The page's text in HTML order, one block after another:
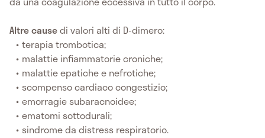
Altre causedi valori alti di D-dimero:
terapia trombotica;
malattie infiammatorie croniche;
malattie epatiche e nefrotiche;
scompenso cardiaco congestizio;
emorragie subaracnoidee;
ematomi sottodurali;
sindrome da distress respiratorio.